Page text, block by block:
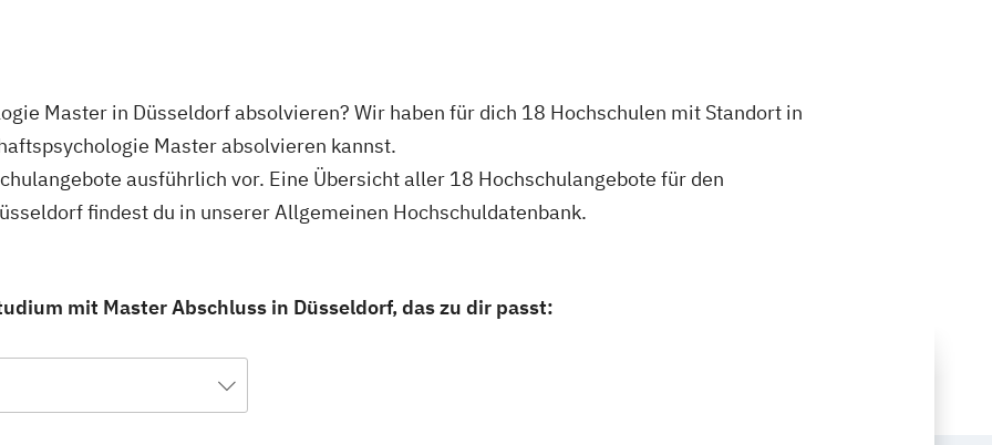
Master in Düsseldorf absolvieren? Wir haben für dich 18 Hochschulen mit Standort in
Master absolvieren kannst.
ausführlich vor. Eine Übersicht aller 18 Hochschulangebote für den
findest du in unserer Allgemeinen Hochschuldatenbank.
mit Master Abschluss in Düsseldorf, das zu dir passt: